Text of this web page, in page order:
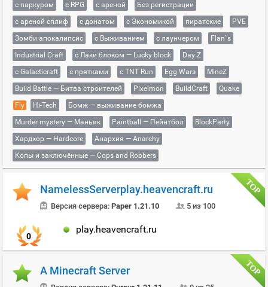
с паркуром
с RPG с ареной
Без регистрации
с ареной сплиф
с донатом с Экономикой пиратские
PVE
Зомби апокалипсис
с Выживанием с лаунчером
Flan`s
Industrial Craft
с Лаки блоком — Lucky block
Day Z
с Galacticraft
с прятками с TNT Run Egg Wars
MineZ
Build Battle — Битва строителей
Pixelmon BuildCraft
Quake
Fly
Hi-Tech
Бомж — выживание бомжа
Murder mystery — Маньяк
Paintball — Пейнтбол
BlockParty
Хардкор — Hardcore
Анархия — Anarchy
Копы и заключённые — Cops and Robbers
NamelessServerplay.heavencraft.ru
Версия сервера: Paper 1.21.10 5 из 100
0
play.heavencraft.ru
A Minecraft Server